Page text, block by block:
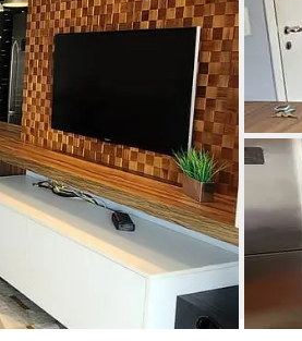
Buscar